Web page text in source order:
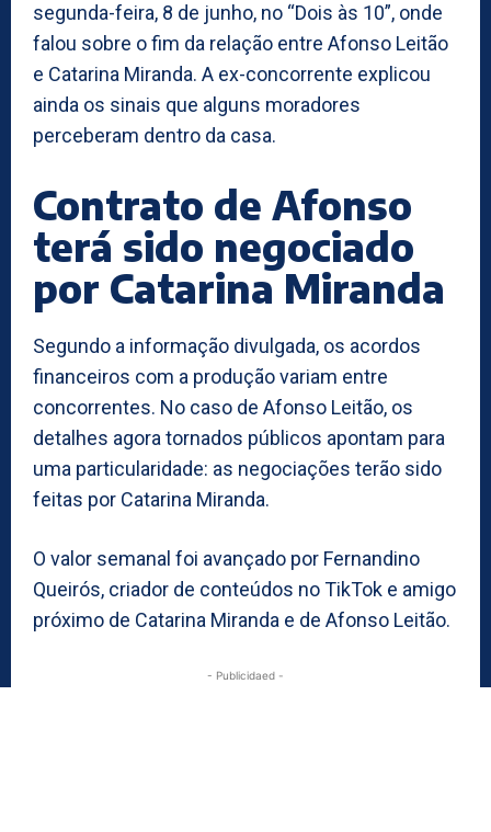
segunda-feira, 8 de junho, no “Dois às 10”, onde
falou sobre o fim da relação entre Afonso Leitão
e Catarina Miranda. A ex-concorrente explicou
ainda os sinais que alguns moradores
perceberam dentro da casa.
Contrato de Afonso
terá sido negociado
por Catarina Miranda
Segundo a informação divulgada, os acordos
financeiros com a produção variam entre
concorrentes. No caso de Afonso Leitão, os
detalhes agora tornados públicos apontam para
uma particularidade: as negociações terão sido
feitas por Catarina Miranda.
O valor semanal foi avançado por Fernandino
Queirós, criador de conteúdos no TikTok e amigo
próximo de Catarina Miranda e de Afonso Leitão.
- Publicidaed -